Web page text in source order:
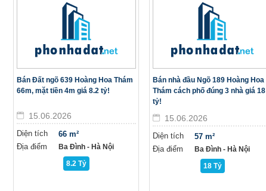
Bán Đất ngõ 639 Hoàng Hoa Thám
66m, mặt tiền 4m giá 8.2 tỷ!
15.06.2026
Diện tích
Địa điểm
66 m²
Ba Đình - Hà Nội
8.2 Tỷ
Bán nhà đầu Ngõ 189 Hoàng Hoa
Thám cách phố đúng 3 nhà giá 18
tỷ!
15.06.2026
Diện tích
Địa điểm
57 m²
Ba Đình - Hà Nội
18 Tỷ